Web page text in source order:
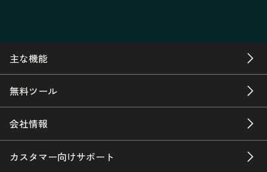
主な機能
無料ツール
会社情報
カスタマー向けサポート